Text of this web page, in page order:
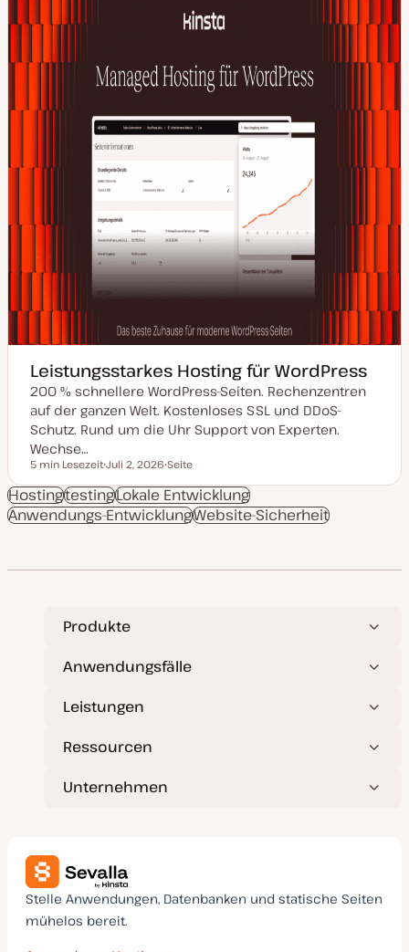
i
s
r
t
Leistungsstarkes Hosting für WordPress
200 % schnellere WordPress-Seiten. Rechenzentren
auf der ganzen Welt. Kostenloses SSL und DDoS-
Schutz. Rund um die Uhr Support von Experten.
Wechse…
Lesezeit
5 min Lesezeit
a
t
u
m
u
i
t
Juli 2, 2026
o
s
t
T
Seite
HostingtestingLokale Entwicklung
Anwendungs-EntwicklungWebsite-Sicherheit
Produkte
Anwendungsfälle
Leistungen
Ressourcen
Unternehmen
Stelle Anwendungen, Datenbanken und statische Seiten
mühelos bereit.